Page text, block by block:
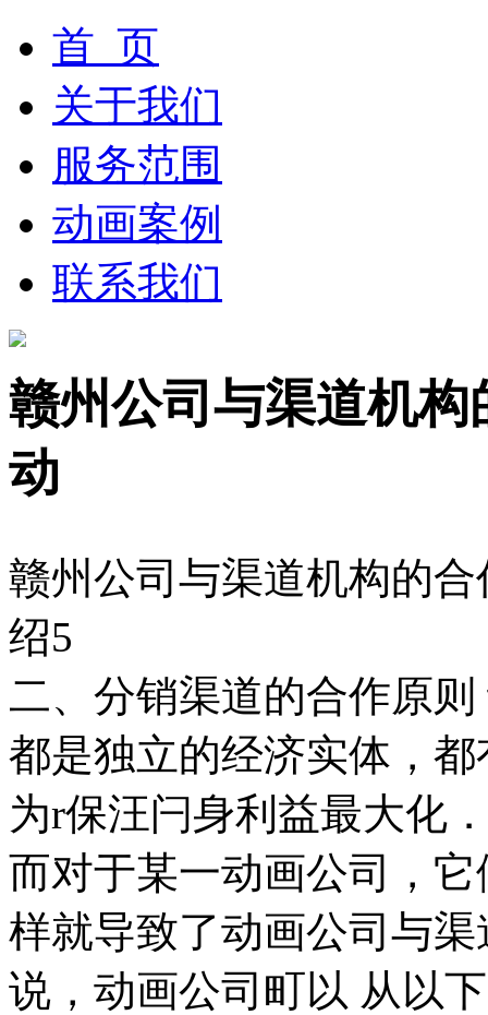
首 页
关于我们
服务范围
动画案例
联系我们
赣州公司与渠道机
动
赣州公司与渠道机构的
绍5
二、分销渠道的合作原
都是独立的经济实体，
为r保汪闩身利益最大化
而对于某一动画公司，
样就导致了动画公司与
说，动画公司町以 从以